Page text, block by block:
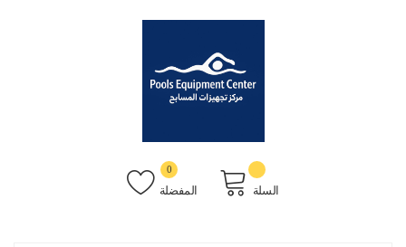
المفضلة
0
السلة